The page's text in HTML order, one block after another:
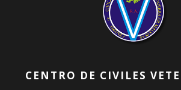
CENTRO DE CIVILES